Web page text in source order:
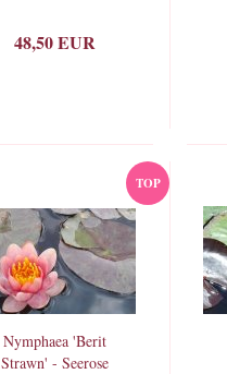
48,50 EUR
TOP
Nymphaea 'Berit
Strawn' - Seerose